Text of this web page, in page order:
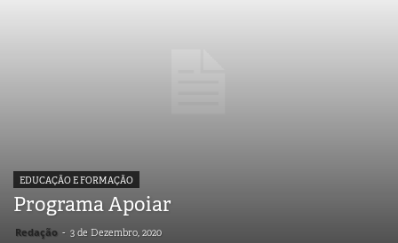
EDUCAÇÃO E FORMAÇÃO
Programa Apoiar
Redação - 3 de Dezembro, 2020